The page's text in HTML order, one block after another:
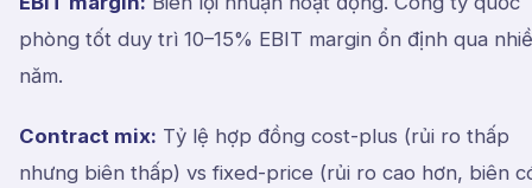
phòng tốt duy trì 10–15% EBIT margin ổn định qua
năm.
Contract mix: Tỷ lệ hợp đồng cost-plus (rủi ro thấp
nhưng biên thấp) vs fixed-price (rủi ro cao hơn, biên